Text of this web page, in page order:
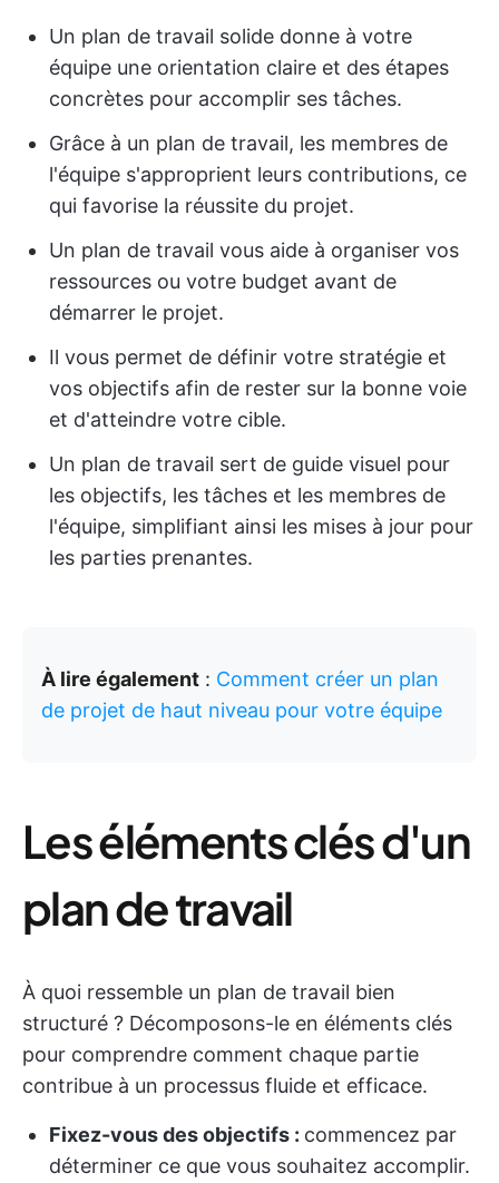
Un plan de travail solide donne à votre
équipe une orientation claire et des étapes
concrètes pour accomplir ses tâches.
Grâce à un plan de travail, les membres de
l'équipe s'approprient leurs contributions, ce
qui favorise la réussite du projet.
Un plan de travail vous aide à organiser vos
ressources ou votre budget avant de
démarrer le projet.
Il vous permet de définir votre stratégie et
vos objectifs afin de rester sur la bonne voie
et d'atteindre votre cible.
Un plan de travail sert de guide visuel pour
les objectifs, les tâches et les membres de
l'équipe, simplifiant ainsi les mises à jour pour
les parties prenantes.
À lire également : Comment créer un plan
de projet de haut niveau pour votre équipe
Les éléments clés d'un
plan de travail
À quoi ressemble un plan de travail bien
structuré ? Décomposons-le en éléments clés
pour comprendre comment chaque partie
contribue à un processus fluide et efficace.
Fixez-vous des objectifs : commencez par
déterminer ce que vous souhaitez accomplir.